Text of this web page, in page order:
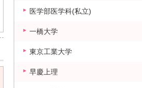
医学部医学科(私立)
一橋大学
東京工業大学
早慶上理